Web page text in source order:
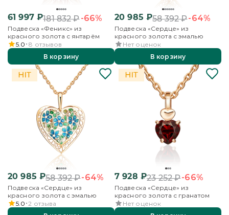
61 997₽181 832₽-66%
Подвеска «Феникс» из
красного золота с янтарём
5.0 8 отзывов
В корзину
20 985 ₽58 392₽-64%
Подвеска «Сердце» из
красного золота с эмалью
Нет оценок
В корзину
20 985 ₽58 392₽-64%
Подвеска «Сердце» из
красного золота с эмалью
5.0 2 отзыва
7 928 ₽23 252₽-66%
Подвеска «Сердце» из
красного золота с гранатом
Нет оценок